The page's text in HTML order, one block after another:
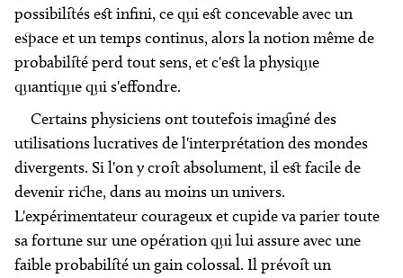
possibilités est infini, ce qui est concevable avec un
espace et un temps continus, alors la notion même de
probabilité perd tout sens, et c'est la physique
quantique qui s'effondre.
Certains physiciens ont toutefois imaginé des
utilisations lucratives de l'interprétation des mondes
divergents. Si l'on y croit absolument, il est facile de
devenir riche, dans au moins un univers.
L'expérimentateur courageux et cupide va parier toute
sa fortune sur une opération qui lui assure avec une
faible probabilité un gain colossal. Il prévoit un